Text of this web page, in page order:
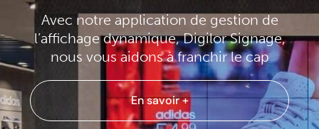
Avec notre application de gestion de
l’affichage dynamique, Digilor Signage,
nous vous aidons à franchir le cap
En savoir +